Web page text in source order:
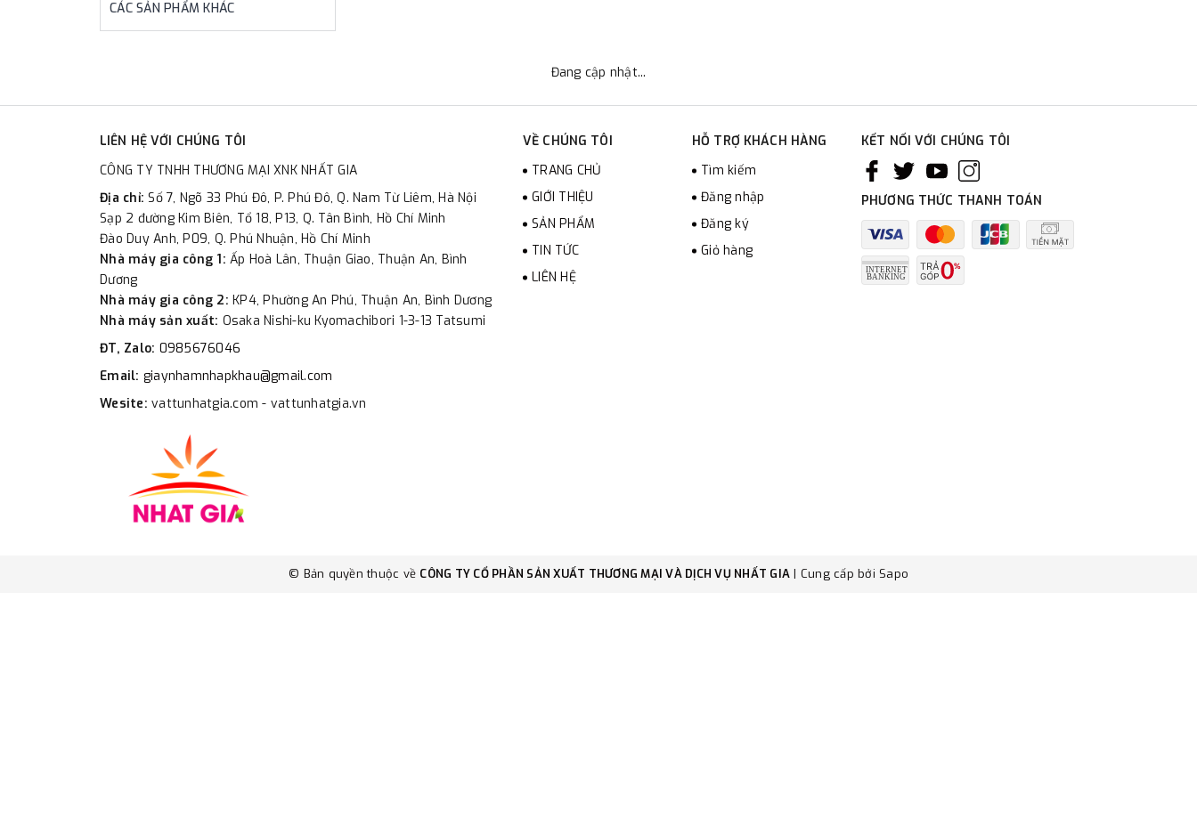
CÁC SẢN PHẨM KHÁC
Đang cập nhật...
LIÊN HỆ VỚI CHÚNG TÔI
CÔNG TY TNHH THƯƠNG MẠI XNK NHẤT GIA
Địa chỉ:Số 7, Ngõ 33 Phú Đô, P. Phú Đô, Q. Nam Từ Liêm, Hà Nội
Sạp 2 đường Kim Biên, Tổ 18, P13, Q. Tân Bình, Hồ Chí Minh
Đào Duy Anh, P09, Q. Phú Nhuận, Hồ Chí Minh
Nhà máy gia công 1: Ấp Hoà Lân, Thuận Giao, Thuận An, Bình
Dương
Nhà máy gia công 2: KP4, Phường An Phú, Thuận An, Bình Dương
Nhà máy sản xuất: Osaka Nishi-ku Kyomachibori 1-3-13 Tatsumi
ĐT, Zalo: 0985676046
Email: giaynhamnhapkhau@gmail.com
Wesite: vattunhatgia.com - vattunhatgia.vn
VỀ CHÚNG TÔI
TRANG CHỦ
GIỚI THIỆU
SẢN PHẨM
TIN TỨC
LIÊN HỆ
HỖ TRỢ KHÁCH HÀNG
Tìm kiếm
Đăng nhập
Đăng ký
Giỏ hàng
KẾT NỐI VỚI CHÚNG TÔI
PHƯƠNG THỨC THANH TOÁN
© Bản quyền thuộc về CÔNG TY CỔ PHẦN SẢN XUẤT THƯƠNG MẠI VÀ DỊCH VỤ NHẤT GIA | Cung cấp bởi Sapo